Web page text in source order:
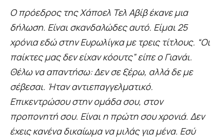
Ο πρόεδρος της Χάποελ Τελ Αβίβ έκανε μια
δήλωση. Είναι σκανδαλώδες αυτό. Είμαι 25
χρόνια εδώ στην Ευρωλίγκα με τρεις τίτλους. “Οι
παίκτες μας δεν είχαν κόουτς” είπε ο Γιανάι.
Θέλω να απαντήσω: Δεν σε ξέρω, αλλά δε με
σέβεσαι. Ήταν αντιεπαγγελματικό.
Επικεντρώσου στην ομάδα σου, στον
προπονητή σου. Είναι η πρώτη σου χρονιά. Δεν
έχεις κανένα δικαίωμα να μιλάς για μένα. Εσύ